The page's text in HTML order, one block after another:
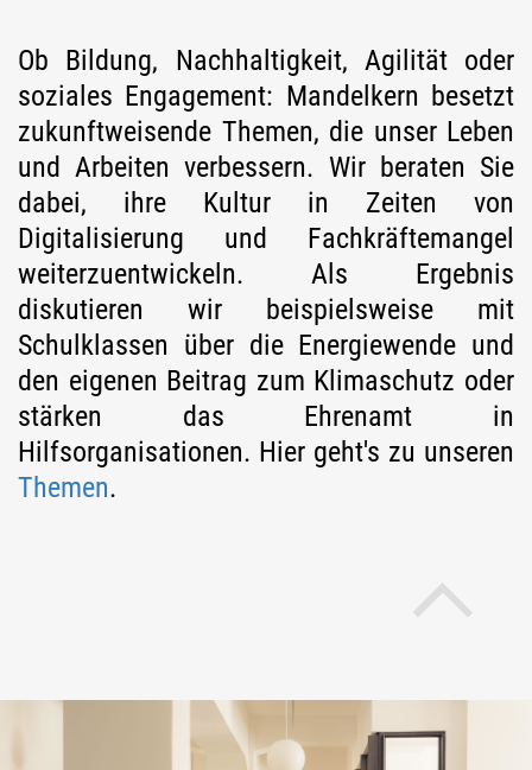
Ob Bildung, Nachhaltigkeit, Agilität oder
soziales Engagement: Mandelkern besetzt
zukunftweisende Themen, die unser Leben
und Arbeiten verbessern. Wir beraten Sie
dabei, ihre Kultur in Zeiten von
Digitalisierung und Fachkräftemangel
weiterzuentwickeln. Als Ergebnis
diskutieren wir beispielsweise mit
Schulklassen über die Energiewende und
den eigenen Beitrag zum Klimaschutz oder
stärken das Ehrenamt in
Hilfsorganisationen. Hier geht's zu unseren
Themen.